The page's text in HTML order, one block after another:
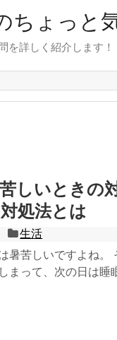
ちょっと
を詳しく紹介します！
しいときの
処法とは
生活
暑苦しいですよね。
まって、次の日は睡